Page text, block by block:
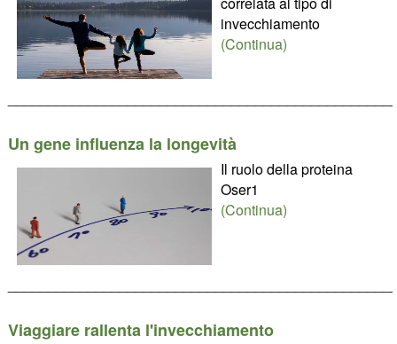
invecchiamento
(Continua)
Un gene influenza la longevità
Il ruolo della proteina
Oser1
(Continua)
Viaggiare rallenta l'invecchiamento